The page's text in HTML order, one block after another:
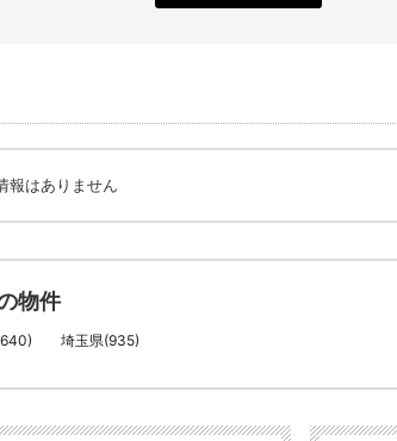
報はありません
物件
埼玉県(935)